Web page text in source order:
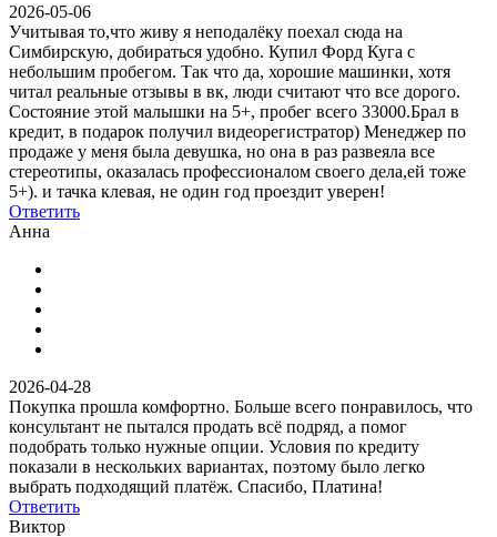
2026-05-06
Учитывая то,что живу я неподалёку поехал сюда на
Симбирскую, добираться удобно. Купил Форд Куга с
небольшим пробегом. Так что да, хорошие машинки, хотя
читал реальные отзывы в вк, люди считают что все дорого.
Состояние этой малышки на 5+, пробег всего 33000.Брал в
кредит, в подарок получил видеорегистратор) Менеджер по
продаже у меня была девушка, но она в раз развеяла все
стереотипы, оказалась профессионалом своего дела,ей тоже
5+). и тачка клевая, не один год проездит уверен!
Ответить
Анна
2026-04-28
Покупка прошла комфортно. Больше всего понравилось, что
консультант не пытался продать всё подряд, а помог
подобрать только нужные опции. Условия по кредиту
показали в нескольких вариантах, поэтому было легко
выбрать подходящий платёж. Спасибо, Платина!
Ответить
Виктор